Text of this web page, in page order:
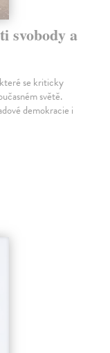
svobody a
se kriticky
světě.
demokracie i